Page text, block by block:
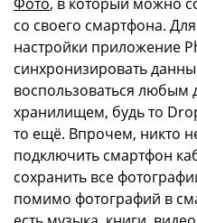
со своего смартфона.
настройки приложение
синхронизировать
воспользоваться
хранилищем, будь то
то ещё. Впрочем, никто
подключить смартфон
сохранить все
помимо фотографий в